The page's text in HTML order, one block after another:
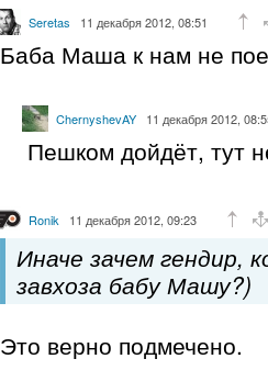
Seretas 11 декабря 2012, 08:51
Баба Маша к нам не
ChernyshevAY 11 декабря 2012,
Пешком дойдёт, тут
Ronik 11 декабря 2012, 09:23
Иначе зачем гендир,
завхоза бабу Машу?)
Это верно подмечено.